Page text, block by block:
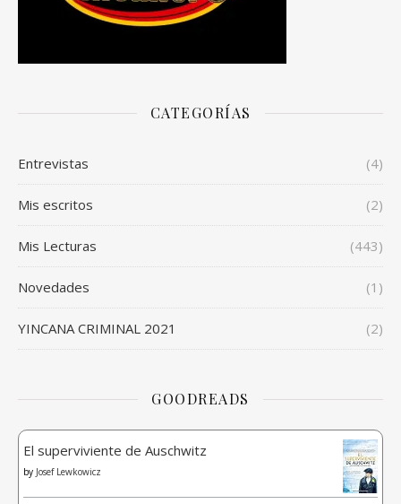
CATEGORÍAS
Entrevistas (4)
Mis escritos (2)
Mis Lecturas (443)
Novedades (1)
YINCANA CRIMINAL 2021 (2)
GOODREADS
El superviviente de Auschwitz
by Josef Lewkowicz